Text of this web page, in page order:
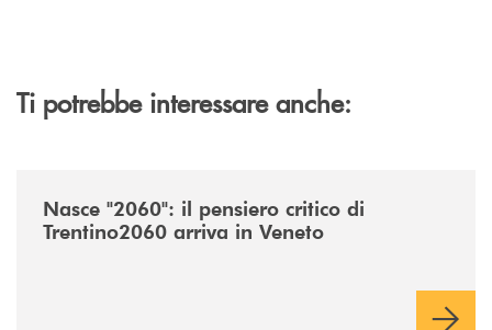
Ti potrebbe interessare anche:
Nasce "2060": il pensiero critico di
Trentino2060 arriva in Veneto